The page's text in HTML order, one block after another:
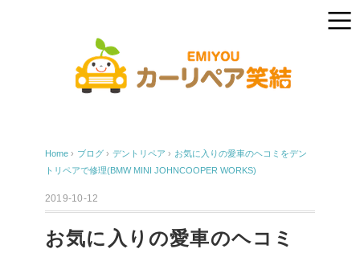
Home › ブログ › デントリペア › お気に入りの愛車のヘコミをデン
トリペアで修理(BMW MINI JOHNCOOPER WORKS)
2019-10-12
お気に入りの愛車のヘコミ